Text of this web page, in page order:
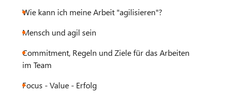
Wie kann ich meine Arbeit "agilisieren"?
Mensch und agil sein
Commitment, Regeln und Ziele für das Arbeiten
im Team
Focus - Value - Erfolg